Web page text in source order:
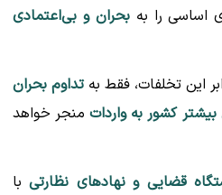
اساسی را بهبحران و بی‌اعتمادی
این تخلفات، فقط بهتداوم بحران
کشور به وارداتمنجر خواهد
قضایی و نهادهای نظارتیبا